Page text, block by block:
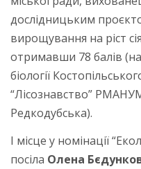
дослідницьким
вирощування на ріст
отримавши 78 балів
біології
“Лісознавство”
Редкодубська).
І місце у номінації
посіла Олена